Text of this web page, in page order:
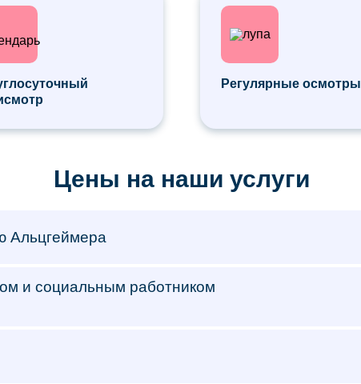
Регулярные осмотры
Цены на наши услуги
Альцгеймера
и социальным работником